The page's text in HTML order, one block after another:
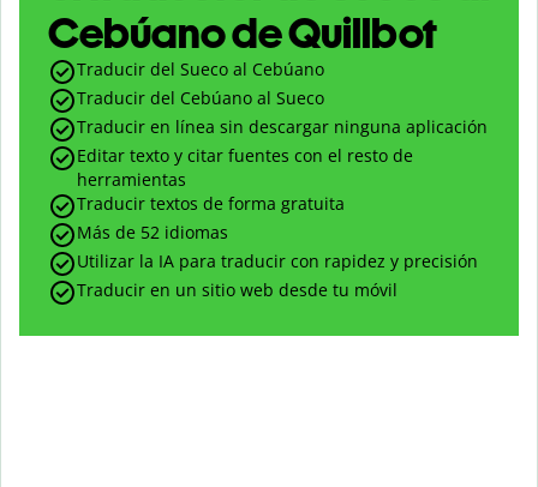
Cebúano de Quillbot
Traducir del Sueco al Cebúano
Traducir del Cebúano al Sueco
Traducir en línea sin descargar ninguna aplicación
Editar texto y citar fuentes con el resto de
herramientas
Traducir textos de forma gratuita
Más de 52 idiomas
Utilizar la IA para traducir con rapidez y precisión
Traducir en un sitio web desde tu móvil